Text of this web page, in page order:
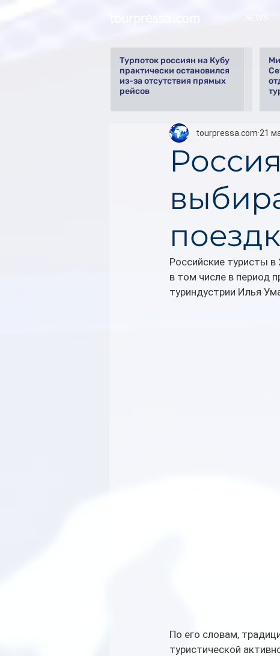
Турпоток россиян на Кубу
практически остановился
из-за отсутствия прямых
рейсов
tourpressa.com 21
Российские туристы
в том числе в период
туриндустрии Илья
По его словам,
туристической